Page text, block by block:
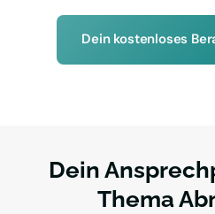
Dein kostenloses
Dein
Thema